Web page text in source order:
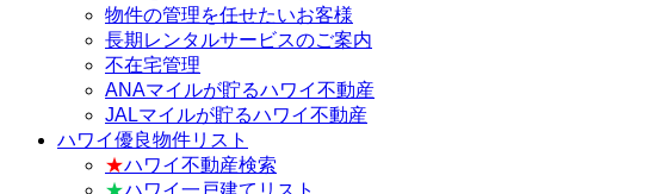
物件の管理を任せたいお客様
長期レンタルサービスのご案内
不在宅管理
ANAマイルが貯るハワイ不動産
JALマイルが貯るハワイ不動産
ハワイ優良物件リスト
★ハワイ不動産検索
★ハワイ一戸建てリスト